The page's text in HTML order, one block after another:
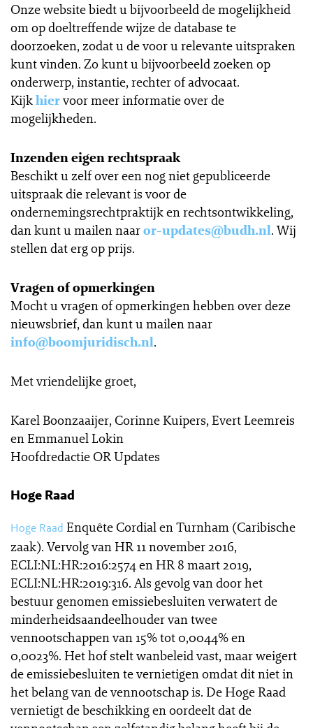
Onze website biedt u bijvoorbeeld de mogelijkheid
om op doeltreffende wijze de database te
doorzoeken, zodat u de voor u relevante uitspraken
kunt vinden. Zo kunt u bijvoorbeeld zoeken op
onderwerp, instantie, rechter of advocaat.
Kijkhiervoor meer informatie over de
mogelijkheden.
Inzenden eigen rechtspraak
Beschikt u zelf over een nog niet gepubliceerde
uitspraak die relevant is voor de
ondernemingsrechtpraktijk en rechtsontwikkeling,
dan kunt u mailen naaror-updates@budh.nl. Wij
stellen dat erg op prijs.
Vragen of opmerkingen
Mocht u vragen of opmerkingen hebben over deze
nieuwsbrief, dan kunt u mailen naar
info@boomjuridisch.nl.
Met vriendelijke groet,
Karel Boonzaaijer, Corinne Kuipers, Evert Leemreis
en Emmanuel Lokin
Hoofdredactie OR Updates
Hoge Raad
Hoge Raad Enquête Cordial en Turnham (Caribische
zaak). Vervolg van HR 11 november 2016,
ECLI:NL:HR:2016:2574 en HR 8 maart 2019,
ECLI:NL:HR:2019:316. Als gevolg van door het
bestuur genomen emissiebesluiten verwatert de
minderheidsaandeelhouder van twee
vennootschappen van 15% tot 0,0044% en
0,0023%. Het hof stelt wanbeleid vast, maar weigert
de emissiebesluiten te vernietigen omdat dit niet in
het belang van de vennootschap is. De Hoge Raad
vernietigt de beschikking en oordeelt dat de